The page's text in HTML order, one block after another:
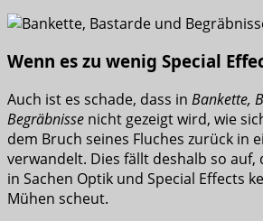
Wenn es zu wenig Special
Auch ist es schade, dass in Bankette,
Begräbnisse nicht gezeigt wird, wie
dem Bruch seines Fluches zurück in
verwandelt. Dies fällt deshalb so auf,
in Sachen Optik und Special Effects
Mühen scheut.